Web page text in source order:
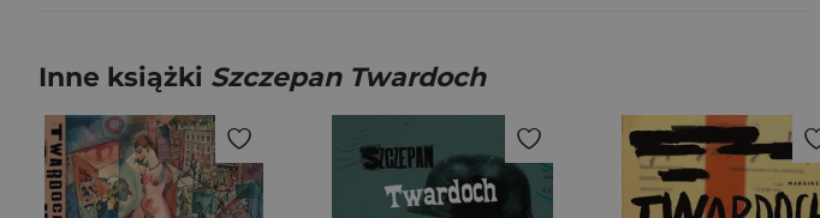
Inne książki Szczepan Twardoch